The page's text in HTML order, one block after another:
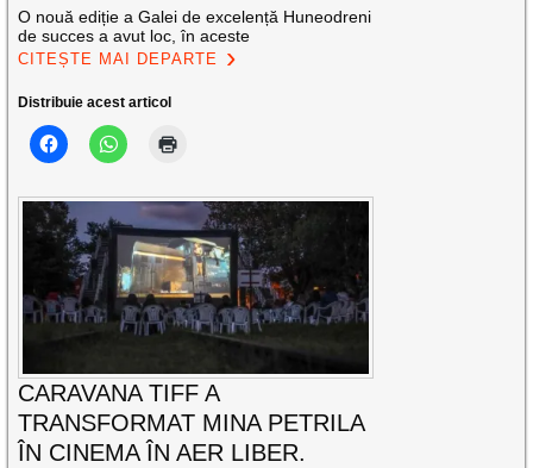
O nouă ediție a Galei de excelență Huneodreni
de succes a avut loc, în aceste
CITEȘTE MAI DEPARTE
Distribuie acest articol
CARAVANA TIFF A
TRANSFORMAT MINA PETRILA
ÎN CINEMA ÎN AER LIBER.